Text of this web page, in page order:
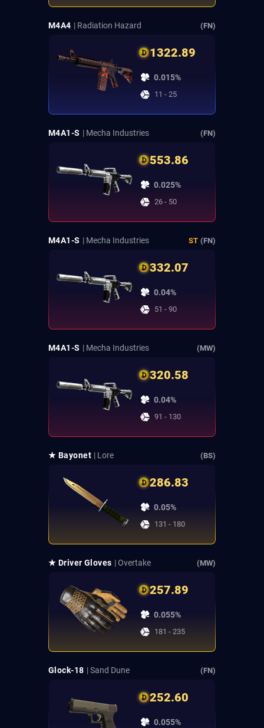
M4A4 | Radiation Hazard (FN)
1322.89
0.015%
11 - 25
M4A1-S | Mecha Industries (FN)
553.86
0.025%
26 - 50
M4A1-S | Mecha Industries ST (FN)
332.07
0.04%
51 - 90
M4A1-S | Mecha Industries (MW)
320.58
0.04%
91 - 130
★ Bayonet | Lore (BS)
286.83
0.05%
131 - 180
★ Driver Gloves | Overtake (MW)
257.89
0.055%
181 - 235
Glock-18 | Sand Dune (FN)
252.60
0.055%